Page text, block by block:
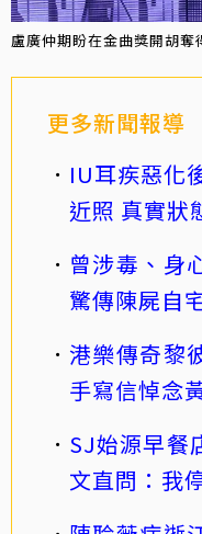
盧廣仲期盼在金曲獎開胡
更多新聞報導
IU耳疾惡化
近照 真實狀
曾涉毒、身
驚傳陳屍自
港樂傳奇黎
手寫信悼念
SJ始源早餐
文直問：我